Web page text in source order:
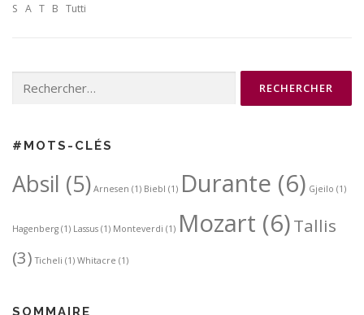
S A T B Tutti
#MOTS-CLÉS
Absil (5) Arnesen (1) Biebl (1) Durante (6) Gjeilo (1)
Hagenberg (1) Lassus (1) Monteverdi (1) Mozart (6)Tallis
(3) Ticheli (1) Whitacre (1)
SOMMAIRE